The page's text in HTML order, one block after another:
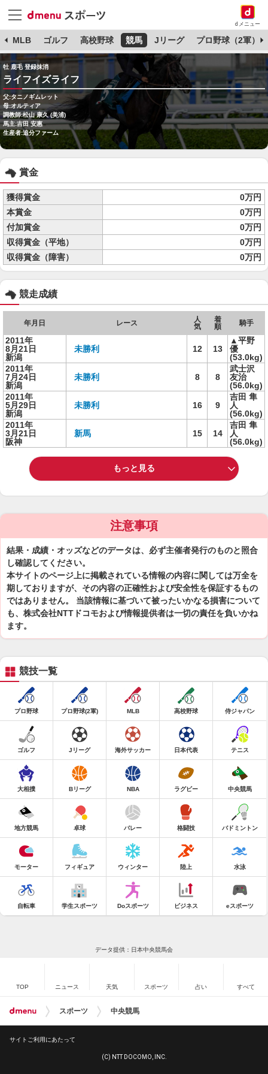
dメニュー
MLB ゴルフ 高校野球 競馬 Jリーグ プロ野球（2軍）
牡 鹿毛 登録抹消
ライフイズライフ
父:タニノギムレット
母:オルティア
調教師:松山 康久 (美浦)
馬主:吉田 安惠
生産者:追分ファーム
賞金
獲得賞金
0万円
本賞金
0万円
付加賞金
0万円
収得賞金（平地）
0万円
収得賞金（障害）
0万円
競走成績
年月日 レース
人
気
着
順
騎手
2011年
8月21日
新潟
未勝利 12 13
▲平野
優
(53.0kg)
2011年
7月24日
新潟
未勝利 8 8
武士沢
友治
(56.0kg)
2011年
5月29日
新潟
未勝利 16 9
吉田 隼
人
(56.0kg)
2011年
3月21日
阪神
新馬 15 14
吉田 隼
人
(56.0kg)
もっと見る
注意事項
結果・成績・オッズなどのデータは、必ず主催者発行のものと照合
し確認してください。
本サイトのページ上に掲載されている情報の内容に関しては万全を
期しておりますが、その内容の正確性および安全性を保証するもの
ではありません。 当該情報に基づいて被ったいかなる損害について
も、株式会社NTTドコモおよび情報提供者は一切の責任を負いかね
ます。
競技一覧
プロ野球 プロ野球(2軍) MLB 高校野球 侍ジャパン
ゴルフ Jリーグ 海外サッカー 日本代表 テニス
大相撲 Bリーグ NBA ラグビー 中央競馬
地方競馬 卓球 バレー 格闘技 バドミントン
モーター フィギュア ウィンター 陸上 水泳
自転車 学生スポーツ Doスポーツ ビジネス eスポーツ
データ提供：日本中央競馬会
TOP ニュース 天気 スポーツ 占い すべて
スポーツ 中央競馬
サイトご利用にあたって
(C) NTT DOCOMO, INC.